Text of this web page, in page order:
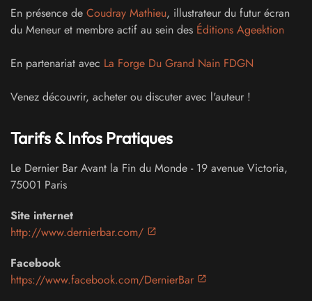
En présence de Coudray Mathieu, illustrateur du futur écran
du Meneur et membre actif au sein des Éditions Ageektion
En partenariat avec La Forge Du Grand Nain FDGN
Venez découvrir, acheter ou discuter avec l'auteur !
Tarifs & Infos Pratiques
Le Dernier Bar Avant la Fin du Monde - 19 avenue Victoria,
75001 Paris
Site internet
http://www.dernierbar.com/
Facebook
https://www.facebook.com/DernierBar